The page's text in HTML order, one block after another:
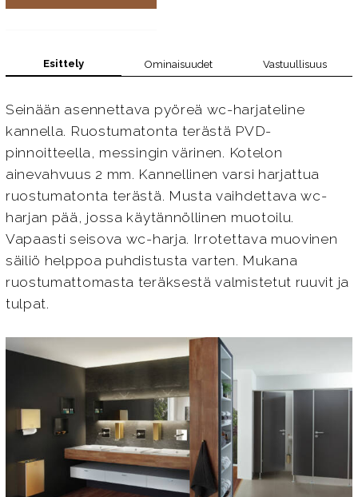
Esittely Ominaisuudet Vastuullisuus
Seinään asennettava pyöreä wc-harjateline
kannella. Ruostumatonta terästä PVD-
pinnoitteella, messingin värinen. Kotelon
ainevahvuus 2 mm. Kannellinen varsi harjattua
ruostumatonta terästä. Musta vaihdettava wc-
harjan pää, jossa käytännöllinen muotoilu.
Vapaasti seisova wc-harja. Irrotettava muovinen
säiliö helppoa puhdistusta varten. Mukana
ruostumattomasta teräksestä valmistetut ruuvit ja
tulpat.